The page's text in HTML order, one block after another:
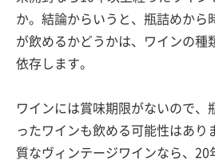
か。結論からいうと、瓶詰めから
が飲めるかどうかは、ワインの種
依存します。
ワインには賞味期限がないので、
ったワインも飲める可能性はあり
質なヴィンテージワインなら、20